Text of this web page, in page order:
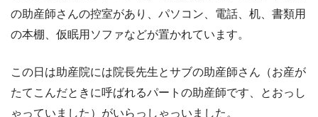
の助産師さんの控室があり、パソコン、電話、机、書類用
の本棚、仮眠用ソファなどが置かれています。
この日は助産院には院長先生とサブの助産師さん（お産が
たてこんだときに呼ばれるパートの助産師です、とおっし
ゃっていました）がいらっしゃっいました。